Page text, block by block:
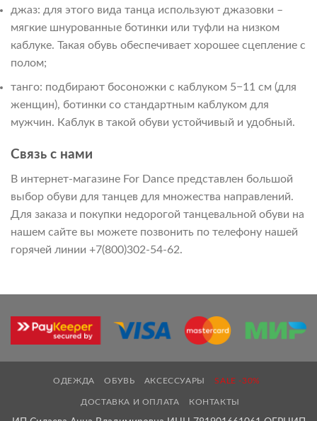
джаз: для этого вида танца используют джазовки –
мягкие шнурованные ботинки или туфли на низком
каблуке. Такая обувь обеспечивает хорошее сцепление с
полом;
танго: подбирают босоножки с каблуком 5−11 см (для
женщин), ботинки со стандартным каблуком для
мужчин. Каблук в такой обуви устойчивый и удобный.
Связь с нами
В интернет-магазине For Dance представлен большой
выбор обуви для танцев для множества направлений.
Для заказа и покупки недорогой танцевальной обуви на
нашем сайте вы можете позвонить по телефону нашей
горячей линии +7(800)302-54-62.
ОДЕЖДА ОБУВЬ АКСЕССУАРЫ SALE -30%
ДОСТАВКА И ОПЛАТА КОНТАКТЫ